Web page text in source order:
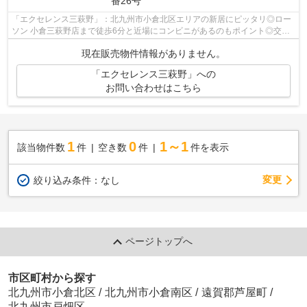
「エクセレンス三萩野」：北九州市小倉北区エリアの新居にピッタリ◎ロー
ソン 小倉三萩野店まで徒歩6分と近場にコンビニがあるのもポイント◎交通
現在販売物件情報がありません。
「エクセレンス三萩野」への
お問い合わせはこちら
該当物件数 1件 空き数 0 件 1～1 件を表示
絞り込み条件： なし 変更
ページトップへ
市区町村から探す
北九州市小倉北区 / 北九州市小倉南区 / 遠賀郡芦屋町 /